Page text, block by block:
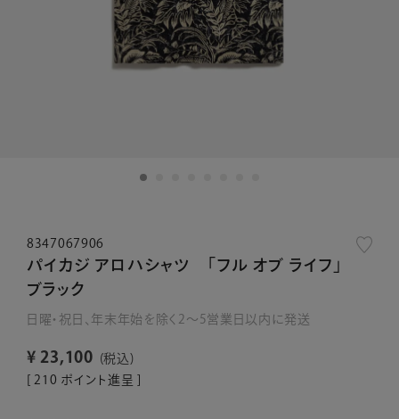
8347067906
パイカジ アロハシャツ 「フル オブ ライフ」
ブラック
日曜・祝日、年末年始を除く2～5営業日以内に発送
¥ 23,100
税込
210 ポイント進呈 ]